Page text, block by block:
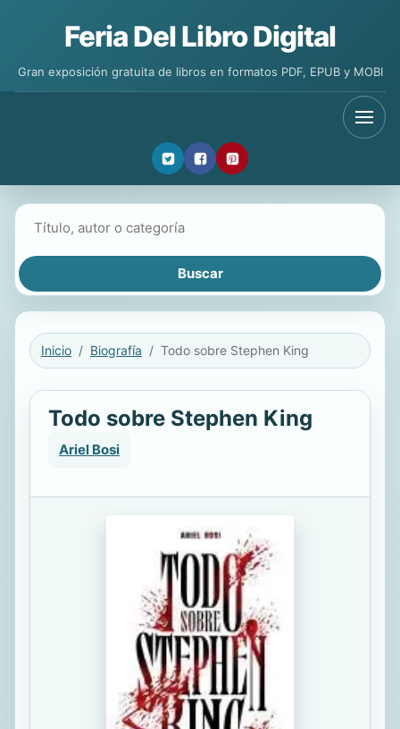
Feria Del Libro Digital
Gran exposición gratuita de libros en formatos PDF, EPUB y MOBI
Inicio Biografía Todo sobre Stephen King
Todo sobre Stephen King
Ariel Bosi